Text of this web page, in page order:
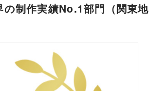
制作実績No.1部門（関東地